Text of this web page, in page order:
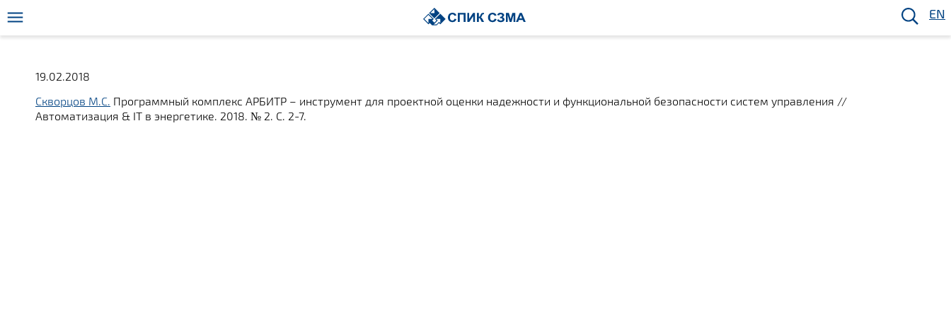
EN
19.02.2018
Скворцов М.С. Программный комплекс АРБИТР – инструмент для проектной оценки надежности и функциональной безопасности систем управления //
Автоматизация & IT в энергетике. 2018. № 2. С. 2-7.